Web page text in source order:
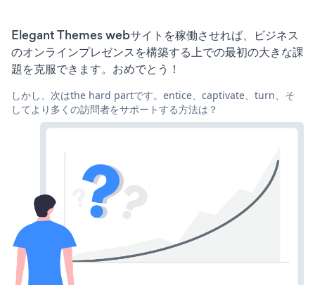
Elegant Themes webサイトを稼働させれば、ビジネス
のオンラインプレゼンスを構築する上での最初の大きな課
題を克服できます。おめでとう！
しかし、次はthe hard partです。entice、captivate、turn、そ
してより多くの訪問者をサポートする方法は？